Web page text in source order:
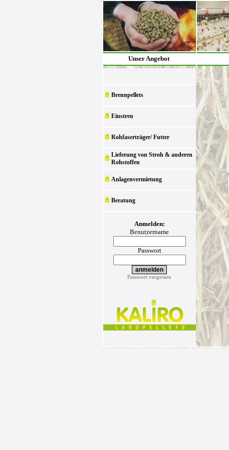
Unser Angebot
Brennpellets
Einstreu
Rohfaserträger/ Futter
Lieferung von Stroh & anderen
Rohstoffen
Anlagenvermietung
Beratung
Anmelden:
Benutzername
Passwort
Passwort vergessen